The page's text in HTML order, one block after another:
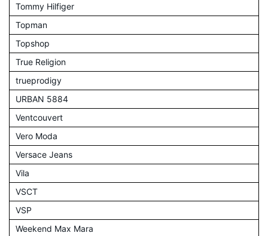
Tommy Hilfiger
Topman
Topshop
True Religion
trueprodigy
URBAN 5884
Ventcouvert
Vero Moda
Versace Jeans
Vila
VSCT
VSP
Weekend Max Mara